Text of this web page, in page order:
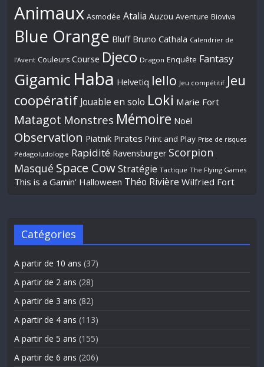
Animaux Asmodée Atalia Auzou Aventure Bioviva
Blue Orange Bluff Bruno Cathala Calendrier de
l'Avent Couleurs Course Djeco Dragon Enquête Fantasy
Gigamic Haba Helvetiq Iello Jeu compétitif Jeu
coopératif Jouable en solo Loki Marie Fort
Matagot Monstres Mémoire Noël
Observation Piatnik Pirates Print and Play Prise de risques
Pédagoludologie Rapidité Ravensburger Scorpion
Masqué Space Cow Stratégie Tactique The Flying Games
This is a Gamin' Halloween Théo Rivière Wilfried Fort
Catégories
A partir de 10 ans (37)
A partir de 2 ans (28)
A partir de 3 ans (82)
A partir de 4 ans (113)
A partir de 5 ans (155)
A partir de 6 ans (206)